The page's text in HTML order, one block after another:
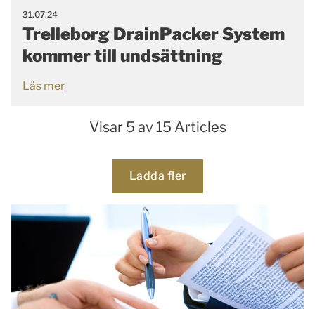
31.07.24
Trelleborg DrainPacker System
kommer till undsättning
Läs mer
Visar 5 av 15 Articles
Ladda flerLoading...